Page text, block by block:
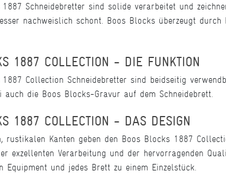
Schneidebretter sind solide verarbeitet und
nachweislich schont. Boos Blocks überzeugt
1887 COLLECTION - DIE FUNKTION
Collection Schneidebretter sind beidseitig
auch die Boos Blocks-Gravur auf dem Schneidebrett.
1887 COLLECTION - DAS DESIGN
rustikalen Kanten geben den Boos Blocks 1887
exzellenten Verarbeitung und der hervorragenden
Equipment und jedes Brett zu einem Einzelstück.